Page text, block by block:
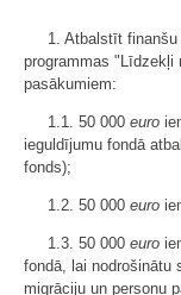
1. Atbalstīt
programmas "Līdzekļi
pasākumiem:
1.1. 50 000 euro
ieguldījumu fondā
fonds);
1.2. 50 000 euro
1.3. 50 000 euro
fondā, lai nodrošinātu
migrāciju un personu